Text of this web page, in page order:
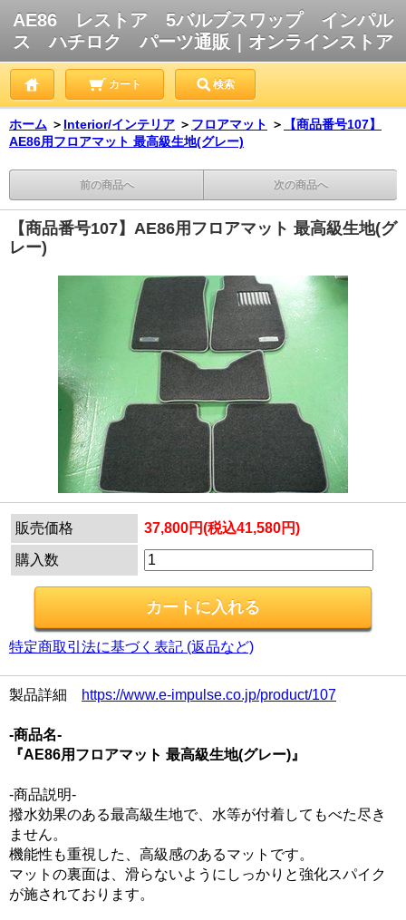
AE86 レストア 5バルブスワップ インパル
ス ハチロク パーツ通販｜オンラインストア
カート 検索
ホーム ＞ Interior/インテリア ＞ フロアマット ＞
【商品番号107】
AE86用フロアマット 最高級生地(グレー)
前の商品へ 次の商品へ
【商品番号107】AE86用フロアマット 最高級生地(グ
レー)
販売価格 37,800円(税込41,580円)
購入数
特定商取引法に基づく表記 (返品など)
製品詳細 https://www.e-impulse.co.jp/product/107
-商品名-
『AE86用フロアマット 最高級生地(グレー)』
-商品説明-
撥水効果のある最高級生地で、水等が付着してもべた尽き
ません。
機能性も重視した、高級感のあるマットです。
マットの裏面は、滑らないようにしっかりと強化スパイク
が施されております。